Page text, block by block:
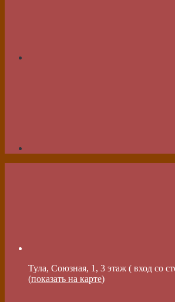
Тула, Союзная, 1, 3 этаж ( вход со
(показать на карте)